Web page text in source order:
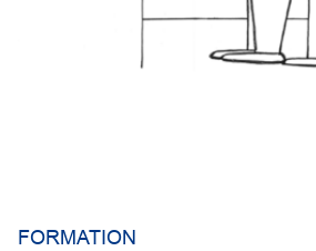
FORMATION